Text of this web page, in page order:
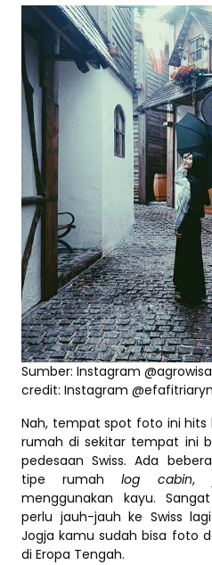
Sumber: Instagram
credit: Instagram @efafitriaryn
Nah, tempat spot foto ini hits
rumah di sekitar tempat ini
pedesaan Swiss. Ada
tipe rumahlog cabin,
menggunakan kayu.
perlu jauh-jauh ke Swiss
Jogja kamu sudah bisa foto
di Eropa Tengah.